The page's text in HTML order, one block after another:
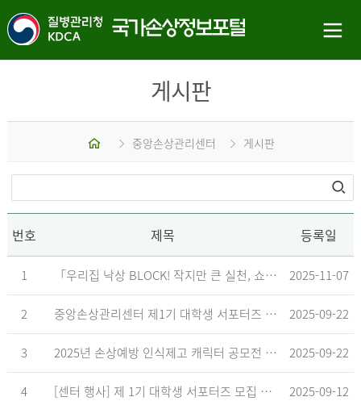
게시판
중앙손상관리센터 게시판
번호 제목 등록일
1 「우리집 낙상 BLOCK! 작지만 큰 실천, 쇼츠 챌린지」 수상작 발표 2025-11-07
2 중앙손상관리센터 제1기 대학생 서포터즈 합격자 발표 2025-09-22
3 2025년 손상예방 인식제고 캐릭터 공모전 결과발표 지연 안내 2025-09-22
4 [센터 행사] 제 1기 대학생 서포터즈 모집 공고 2025-09-12